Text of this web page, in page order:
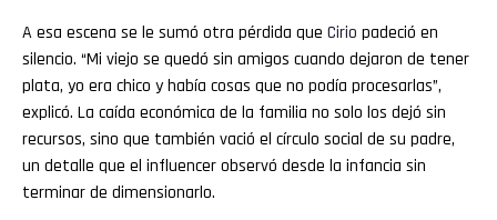
A esa escena se le sumó otra pérdida que Cirio padeció en
silencio. “Mi viejo se quedó sin amigos cuando dejaron de tener
plata, yo era chico y había cosas que no podía procesarlas”,
explicó. La caída económica de la familia no solo los dejó sin
recursos, sino que también vació el círculo social de su padre,
un detalle que el influencer observó desde la infancia sin
terminar de dimensionarlo.